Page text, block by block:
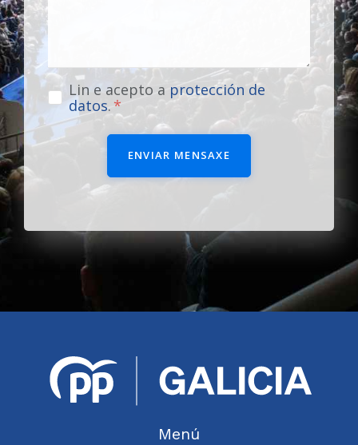
Lin e acepto a protección de
datos.
ENVIAR MENSAXE
Menú